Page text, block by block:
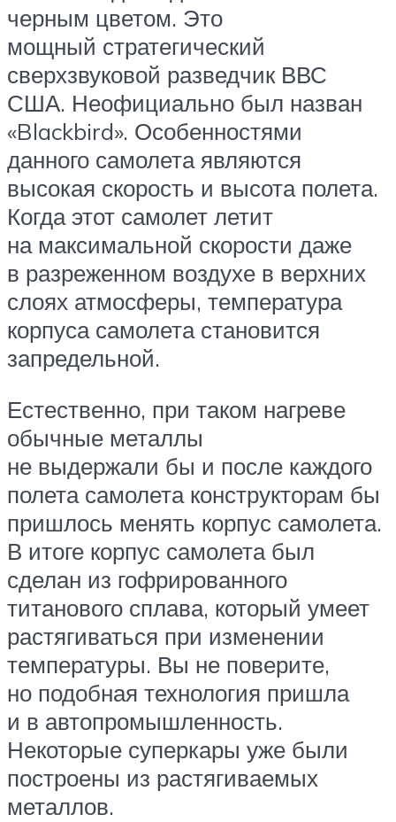
черным цветом. Это
мощный стратегический
сверхзвуковой разведчик ВВС
США. Неофициально был назван
«Blackbird». Особенностями
данного самолета являются
высокая скорость и высота полета.
Когда этот самолет летит
на максимальной скорости даже
в разреженном воздухе в верхних
слоях атмосферы, температура
корпуса самолета становится
запредельной.
Естественно, при таком нагреве
обычные металлы
не выдержали бы и после каждого
полета самолета конструкторам бы
пришлось менять корпус самолета.
В итоге корпус самолета был
сделан из гофрированного
титанового сплава, который умеет
растягиваться при изменении
температуры. Вы не поверите,
но подобная технология пришла
и в автопромышленность.
Некоторые суперкары уже были
построены из растягиваемых
металлов.